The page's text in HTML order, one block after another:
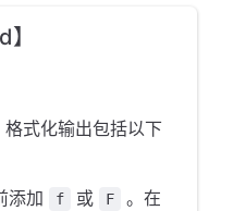
式化输出包括以下
添加 f 或 F
。在